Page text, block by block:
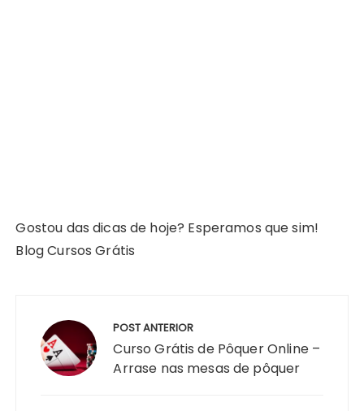
Gostou das dicas de hoje? Esperamos que sim!
Blog Cursos Grátis
Post
POST ANTERIOR
Curso Grátis de Pôquer Online –
Arrase nas mesas de pôquer